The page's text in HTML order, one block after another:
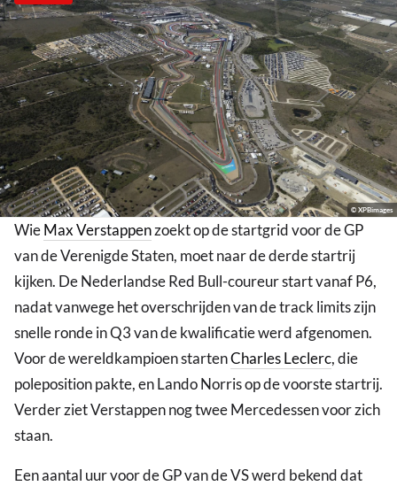
© XPBimages
WieMax Verstappenzoekt op de startgrid voor de GP
van de Verenigde Staten, moet naar de derde startrij
kijken. De Nederlandse Red Bull-coureur start vanaf P6,
nadat vanwege het overschrijden van de track limits zijn
snelle ronde in Q3 van de kwalificatie werd afgenomen.
Voor de wereldkampioen startenCharles Leclerc, die
poleposition pakte, en Lando Norris op de voorste startrij.
Verder ziet Verstappen nog twee Mercedessen voor zich
staan.
Een aantal uur voor de GP van de VS werd bekend dat